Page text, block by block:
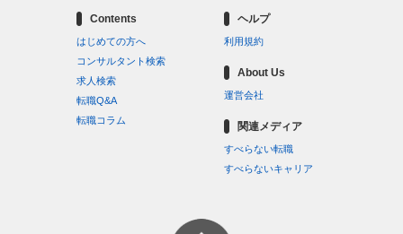
Contents
はじめての方へ
コンサルタント検索
求人検索
転職Q&A
転職コラム
ヘルプ
利用規約
About Us
運営会社
関連メディア
すべらない転職
すべらないキャリア